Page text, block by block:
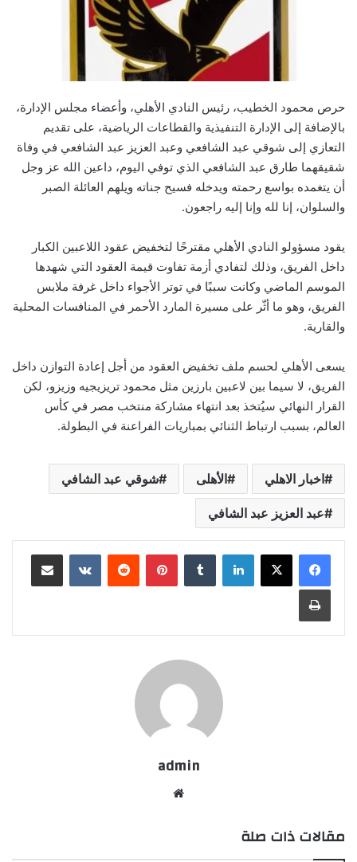
حرص محمود الخطيب، رئيس النادي الأهلي، وأعضاء مجلس الإدارة،
بالإضافة إلى الإدارة التنفيذية والقطاعات الرياضية، على تقديم
التعازي إلى شوقي عبد الشافعي وعبد العزيز عبد الشافعي في وفاة
شقيقهما طارق عبد الشافعي الذي توفي اليوم، داعين الله عز وجل
أن يتغمده بواسع رحمته ويدخله فسيح جناته ويلهم العائلة الصبر
والسلوان، إنا لله وإنا إليه راجعون.
يقود مسؤولو النادي الأهلي مقترحًا لتخفيض عقود اللاعبين الكبار
داخل الفريق، وذلك لتفادي أزمة تفاوت قيمة العقود التي شهدها
الموسم الماضي وكانت سببًا في توتر الأجواء داخل غرفة ملابس
الفريق، وهو ما أثّر على مسيرة المارد الأحمر في المنافسات المحلية
والقارية.
يسعى الأهلي لحسم ملف تخفيض العقود من أجل إعادة التوازن داخل
الفريق، لا سيما بين لاعبين بارزين مثل محمود تريزيجيه وزيزو، لكن
القرار النهائي سيُتخذ بعد انتهاء مشاركة منتخب مصر في كأس
العالم، بسبب ارتباط الثنائي بمباريات الفراعنة في البطولة.
اخبار الاهلي الأهلى شوقي عبد الشافي
عبد العزيز عبد الشافي
لينكدإن بينتيريست مشاركة عبر البريد
طباعة
admin
مقالات ذات صلة